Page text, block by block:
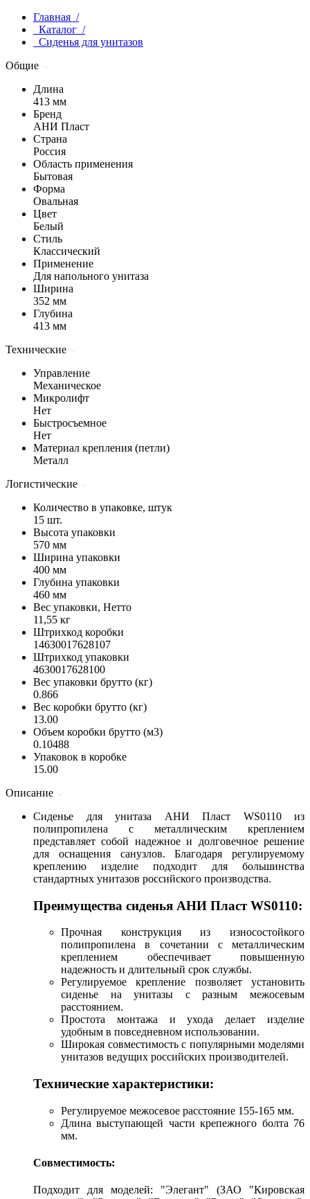
Главная /
Каталог /
Сиденья для унитазов
Общие
Длина
413 мм
Бренд
АНИ Пласт
Страна
Россия
Область применения
Бытовая
Форма
Овальная
Цвет
Белый
Стиль
Классический
Применение
Для напольного унитаза
Ширина
352 мм
Глубина
413 мм
Технические
Управление
Механическое
Микролифт
Нет
Быстросъемное
Нет
Материал крепления (петли)
Металл
Логистические
Количество в упаковке, штук
15 шт.
Высота упаковки
570 мм
Ширина упаковки
400 мм
Глубина упаковки
460 мм
Вес упаковки, Нетто
11,55 кг
Штрихкод коробки
14630017628107
Штрихкод упаковки
4630017628100
Вес упаковки брутто (кг)
0.866
Вес коробки брутто (кг)
13.00
Объем коробки брутто (м3)
0.10488
Упаковок в коробке
15.00
Описание
Сиденье для унитаза АНИ Пласт WS0110 из
полипропилена с металлическим креплением
представляет собой надежное и долговечное решение
для оснащения санузлов. Благодаря регулируемому
креплению изделие подходит для большинства
стандартных унитазов российского производства.
Преимущества сиденья АНИ Пласт WS0110:
Прочная конструкция из износостойкого
полипропилена в сочетании с металлическим
креплением обеспечивает повышенную
надежность и длительный срок службы.
Регулируемое крепление позволяет установить
сиденье на унитазы с разным межосевым
расстоянием.
Простота монтажа и ухода делает изделие
удобным в повседневном использовании.
Широкая совместимость с популярными моделями
унитазов ведущих российских производителей.
Технические характеристики:
Регулируемое межосевое расстояние 155-165 мм.
Длина выступающей части крепежного болта 76
мм.
Совместимость:
Подходит для моделей: "Элегант" (ЗАО "Кировская